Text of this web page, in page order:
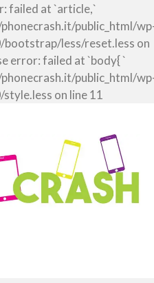
failed at `article,`
public_html/
less/reset.less on
error: failed at `body{ `
public_html/
on line 11